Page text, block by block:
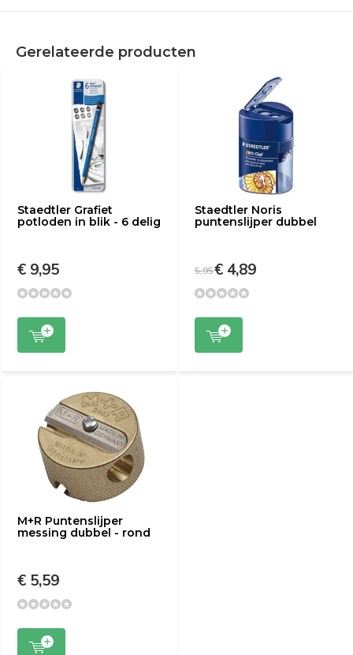
Gerelateerde producten
Staedtler Grafiet
potloden in blik - 6 delig
€ 9,95
Staedtler Noris
puntenslijper dubbel
5,95€ 4,89
M+R Puntenslijper
messing dubbel - rond
€ 5,59